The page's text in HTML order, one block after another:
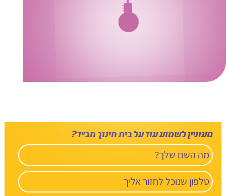
מעוניין לשמוע עוד על בית חינוך חב”ד?